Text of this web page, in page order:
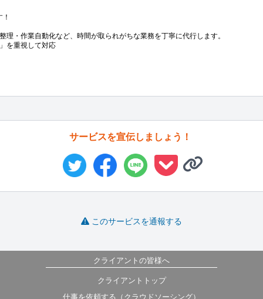
理・作業自動化など、時間が取られがちな業務を丁寧に代行します。
を重視して対応
サービスを宣伝しましょう！
このサービスを通報する
クライアントの皆様へ
クライアントトップ
仕事を依頼する（クラウドソーシング）